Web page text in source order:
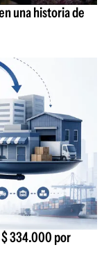
una historia de
334.000 por